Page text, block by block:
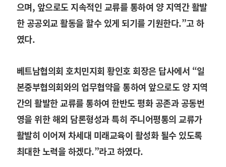
으며, 앞으로도 지속적인 교류를 통하여 양 지역간 활발
한 공공외교 활동을 할수 있게 되기를 기원한다.”고 하
였다.
베트남협의회 호치민지회 황인호 회장은 답사에서 “일
본중부협의회와의 업무협약을 통하여 앞으로도 양 지역
간의 활발한 교류를 통하여 한반도 평화 공존과 공동번
영을 위한 해외 담론형성과 특히 주니어평통의 교류가
활발히 이어져 차세대 미래교육이 활성화 될수 있도록
최대한 노력을 하겠다.”라고 하였다.